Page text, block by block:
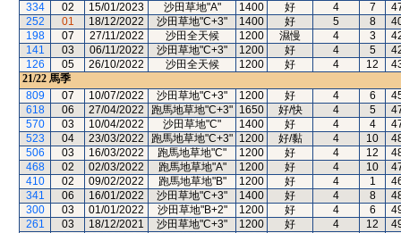
334
02 15/01/2023 沙田草地"A" 1400 好 4 7
252
01 18/12/2022 沙田草地"C+3" 1400 好 5 8
198
07 27/11/2022 沙田全天候 1200 濕慢 4 3
141
03 06/11/2022 沙田草地"C+3" 1200 好 4 5
126
05 26/10/2022 沙田全天候 1200 好 4 12
21/22 馬季
809
07 10/07/2022 沙田草地"C+3" 1200 好 4 6
618
06 27/04/2022 跑馬地草地"C+3" 1650 好/快 4 5
570
03 10/04/2022 沙田草地"C" 1400 好 4 4
523
04 23/03/2022 跑馬地草地"C+3" 1200 好/黏 4 10
506
03 16/03/2022 跑馬地草地"C" 1200 好 4 12
468
02 02/03/2022 跑馬地草地"A" 1200 好 4 10
410
02 09/02/2022 跑馬地草地"B" 1200 好 4 1
341
06 16/01/2022 沙田草地"C+3" 1400 好 4 8
300
03 01/01/2022 沙田草地"B+2" 1200 好 4 6
261
03 18/12/2021 沙田草地"C+3" 1200 好 4 12